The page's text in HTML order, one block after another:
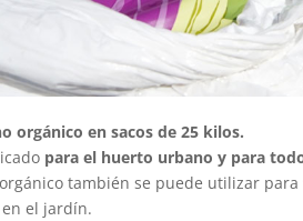
orgánico en sacos de 25 kilos.
para el huerto urbano y para
también se puede utilizar para
el jardín.